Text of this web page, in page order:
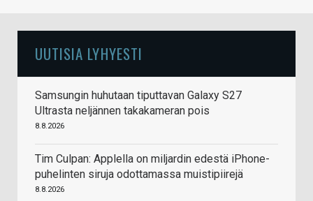
UUTISIA LYHYESTI
Samsungin huhutaan tiputtavan Galaxy S27
Ultrasta neljännen takakameran pois
8.8.2026
Tim Culpan: Applella on miljardin edestä iPhone-
puhelinten siruja odottamassa muistipiirejä
8.8.2026